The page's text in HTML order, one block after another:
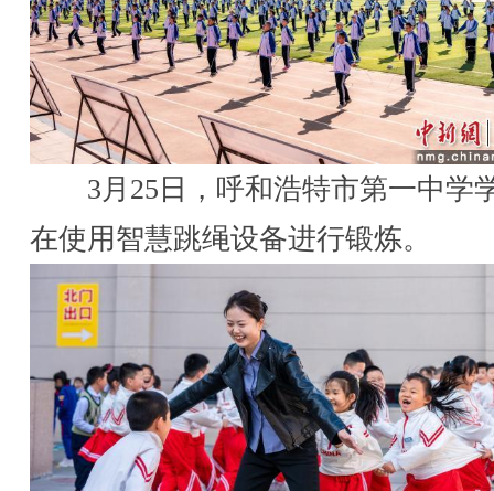
3月25日，呼和浩特市第一中学
在使用智慧跳绳设备进行锻炼。